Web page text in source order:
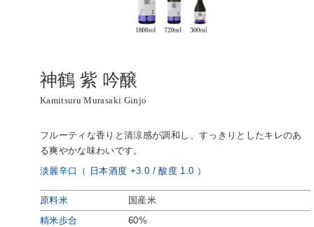
神鶴 紫 吟醸
Kamitsuru Murasaki Ginjo
フルーティな香りと清涼感が調和し、すっきりとしたキレのあ
る爽やかな味わいです。
淡麗辛口（ 日本酒度 +3.0 / 酸度 1.0 ）
原料米 国産米
精米歩合 60%